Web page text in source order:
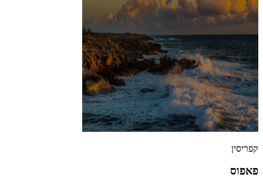
קפריסין
פאפוס